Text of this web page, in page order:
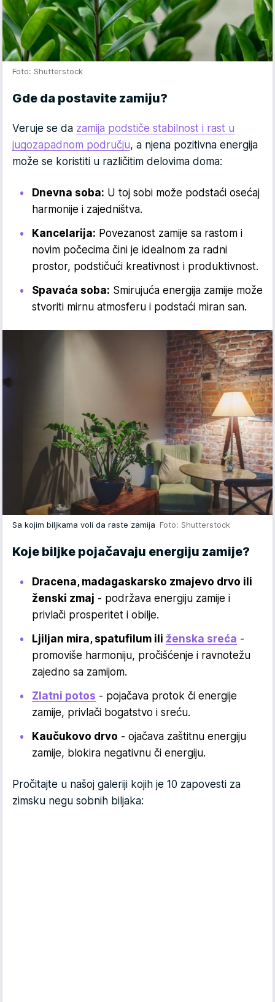
Foto: Shutterstock
Gde da postavite zamiju?
Veruje se da zamija podstiče stabilnost i rast u
jugozapadnom području, a njena pozitivna energija
može se koristiti u različitim delovima doma:
Dnevna soba: U toj sobi može podstaći osećaj
harmonije i zajedništva.
Kancelarija: Povezanost zamije sa rastom i
novim počecima čini je idealnom za radni
prostor, podstičući kreativnost i produktivnost.
Spavaća soba: Smirujuća energija zamije može
stvoriti mirnu atmosferu i podstaći miran san.
Sa kojim biljkama voli da raste zamija Foto: Shutterstock
Koje biljke pojačavaju energiju zamije?
Dracena, madagaskarsko zmajevo drvo ili
ženski zmaj - podržava energiju zamije i
privlači prosperitet i obilje.
Ljiljan mira, spatufilum ili ženska sreća -
promoviše harmoniju, pročišćenje i ravnotežu
zajedno sa zamijom.
Zlatni potos - pojačava protok či energije
zamije, privlači bogatstvo i sreću.
Kaučukovo drvo - ojačava zaštitnu energiju
zamije, blokira negativnu či energiju.
Pročitajte u našoj galeriji kojih je 10 zapovesti za
zimsku negu sobnih biljaka: